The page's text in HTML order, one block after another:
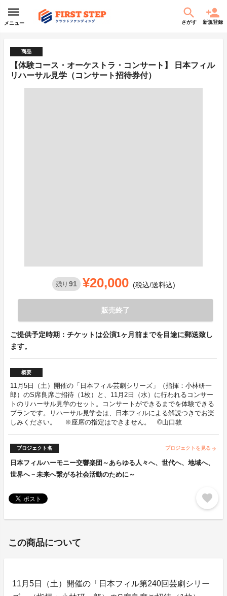
メニュー さがす 新規登録
商品
【体験コース・オーケストラ・コンサート】 日本フィル
リハーサル見学（コンサート招待券付）
残り 91 ¥20,000 (税込/送料込)
販売終了
ご提供予定時期：チケットは公演1ヶ月前までを目途に郵送致し
ます。
概要
11月5日（土）開催の「日本フィル芸劇シリーズ」（指揮：小林研一
郎）のS席良席ご招待（1枚）と、11月2日（水）に行われるコンサー
トのリハーサル見学のセット。コンサートができるまでを体験できる
プランです。リハーサル見学会は、日本フィルによる解説つきでお楽
しみください。 ※座席の指定はできません。 ©山口敦
プロジェクト名 プロジェクトを見る arrow_forward
日本フィルハーモニー交響楽団～あらゆる人々へ、世代へ、地域へ、
世界へ－未来へ繋がる社会活動のために～
favorite
この商品について
11月5日（土）開催の「日本フィル第240回芸劇シリー